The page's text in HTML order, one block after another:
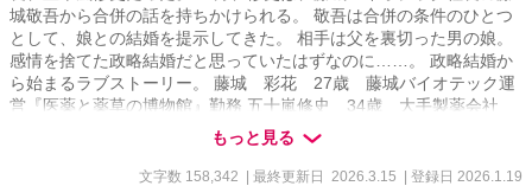
城敬吾から合併の話を持ちかけられる。 敬吾は合併の条件のひとつ
として、娘との結婚を提示してきた。 相手は父を裏切った男の娘。
感情を捨てた政略結婚だと思っていたはずなのに……。 政略結婚か
ら始まるラブストーリー。 藤城 彩花 27歳 藤城バイオテック運
営『医薬と薬草の博物館』勤務 五十嵐修史 34歳 大手製薬会社
IGS製薬 代表取締役社長CEO ※この物語はフィクションです。登場
する人物・団体・名称等は架空であり、実在のものとは関係ありま
もっと見る
文字数 158,342 | 最終更新日 2026.3.15 | 登録日 2026.1.19